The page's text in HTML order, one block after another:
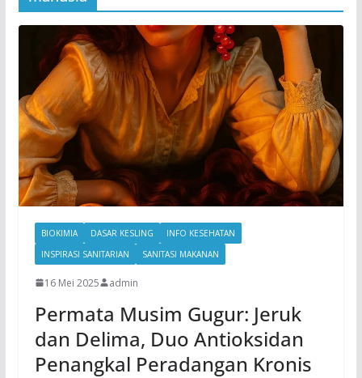
BIOKIMIA DASAR KESLING
INFO KESEHATAN
INSPIRASI SANITARIAN
SANITASI MAKANAN
16 Mei 2025 admin
Permata Musim Gugur: Jeruk
dan Delima, Duo Antioksidan
Penangkal Peradangan Kronis